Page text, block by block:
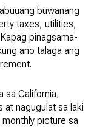
buwanang
taxes, utilities,
pinagsama-
ano talaga ang
sa California,
nagugulat sa laki
monthly picture sa